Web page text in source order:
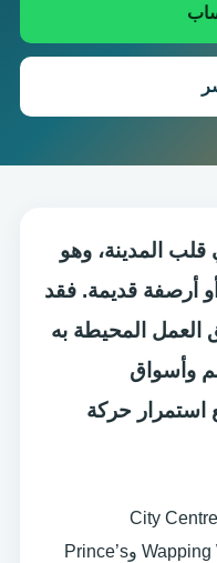
قلب المدينة، وهو
أرصفة قديمة. فقد
المحيطة به
وأسواق
حركة
يمتد الميناء عبر عدة مناطق، من City Centre
وMillennium Square إلى Wapping Wharf وPrince’s